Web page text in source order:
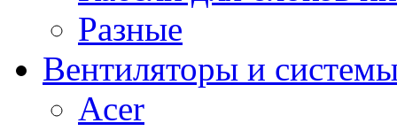
Разные
Вентиляторы и
Acer